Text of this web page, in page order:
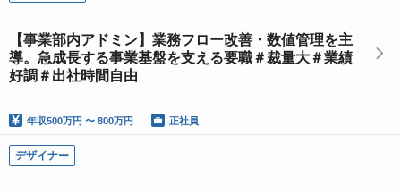
【事業部内アドミン】業務フロー改善・数値管理を主
導。急成長する事業基盤を支える要職＃裁量大＃業績
好調＃出社時間自由
年収500万円 〜 800万円 正社員
デザイナー